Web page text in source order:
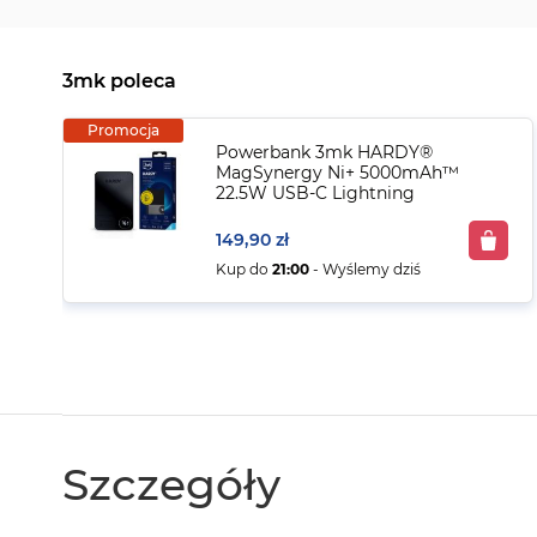
3mk poleca
Promocja
Powerbank 3mk HARDY®
MagSynergy Ni+ 5000mAh™
22.5W USB-C Lightning
149,90 zł
Kup do 21:00 - Wyślemy dziś
Szczegóły